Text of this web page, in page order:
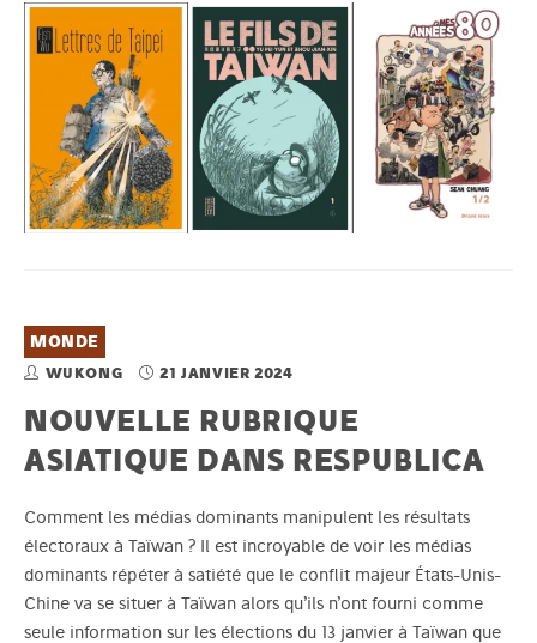
MONDE
WUKONG 21 JANVIER 2024
NOUVELLE RUBRIQUE
ASIATIQUE DANS RESPUBLICA
Comment les médias dominants manipulent les résultats
électoraux à Taïwan ? Il est incroyable de voir les médias
dominants répéter à satiété que le conflit majeur États-Unis-
Chine va se situer à Taïwan alors qu’ils n’ont fourni comme
seule information sur les élections du 13 janvier à Taïwan que